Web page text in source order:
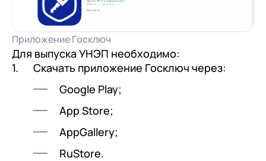
Приложение Госключ
Для выпуска УНЭП необходимо:
Скачать приложение Госключ через:
Google Play;
App Store;
AppGallery;
RuStore.